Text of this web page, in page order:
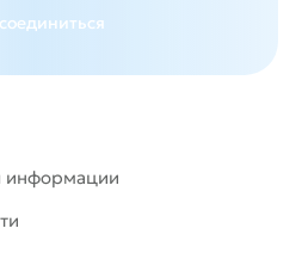
информации